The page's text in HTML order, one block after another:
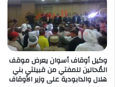
وكيل أوقاف أسوان يعرض موقف
المُحالين للمفتي من قبيلتي بني
هلال والدابودية على وزير الأوقاف